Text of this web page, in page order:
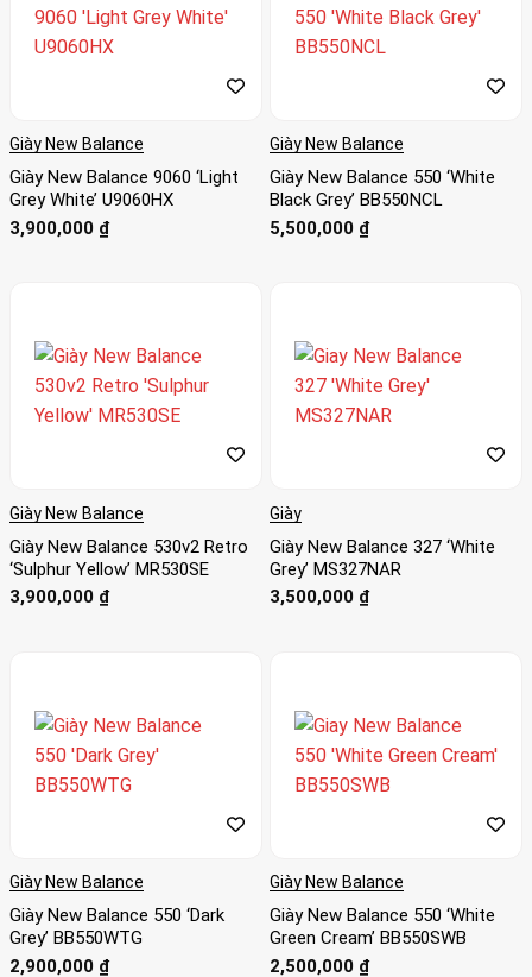
Giày New Balance
Giày New Balance 9060 ‘Light
Grey White’ U9060HX
3,900,000 ₫
Giày New Balance
Giày New Balance 550 ‘White
Black Grey’ BB550NCL
5,500,000 ₫
Giày New Balance
Giày New Balance 530v2 Retro
‘Sulphur Yellow’ MR530SE
3,900,000 ₫
Giày
Giày New Balance 327 ‘White
Grey’ MS327NAR
3,500,000 ₫
Giày New Balance
Giày New Balance 550 ‘Dark
Grey’ BB550WTG
2,900,000 ₫
Giày New Balance
Giày New Balance 550 ‘White
Green Cream’ BB550SWB
2,500,000 ₫